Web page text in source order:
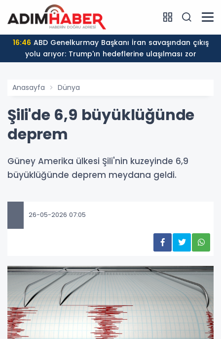
16:46
yolu arıyor: Trump'ın hedeflerine ulaşılması zor
Anasayfa Dünya
Şili'de 6,9 büyüklüğünde
deprem
Güney Amerika ülkesi Şili'nin kuzeyinde 6,9
büyüklüğünde deprem meydana geldi.
26-05-2026 07:05